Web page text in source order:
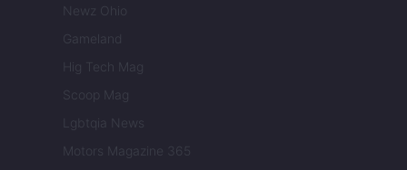
Newz Ohio
Gameland
Hig Tech Mag
Scoop Mag
Lgbtqia News
Motors Magazine 365